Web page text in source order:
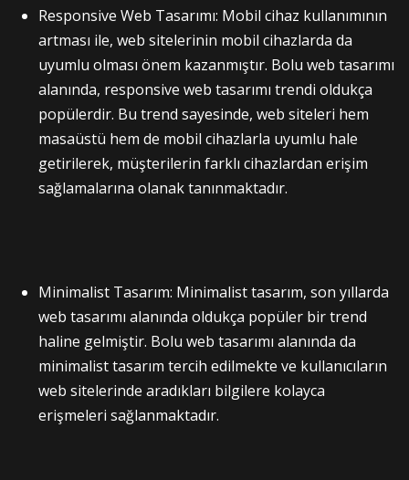
Responsive Web Tasarımı: Mobil cihaz kullanımının
artması ile, web sitelerinin mobil cihazlarda da
uyumlu olması önem kazanmıştır. Bolu web tasarımı
alanında, responsive web tasarımı trendi oldukça
popülerdir. Bu trend sayesinde, web siteleri hem
masaüstü hem de mobil cihazlarla uyumlu hale
getirilerek, müşterilerin farklı cihazlardan erişim
sağlamalarına olanak tanınmaktadır.
Minimalist Tasarım: Minimalist tasarım, son yıllarda
web tasarımı alanında oldukça popüler bir trend
haline gelmiştir. Bolu web tasarımı alanında da
minimalist tasarım tercih edilmekte ve kullanıcıların
web sitelerinde aradıkları bilgilere kolayca
erişmeleri sağlanmaktadır.